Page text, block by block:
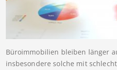
Büroimmobilien bleiben länger
insbesondere solche mit